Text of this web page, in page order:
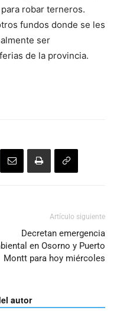
robar terneros.
fundos donde se les
ser
de la provincia.
Artículo siguiente
Decretan emergencia
en Osorno y Puerto
Montt para hoy miércoles
autor